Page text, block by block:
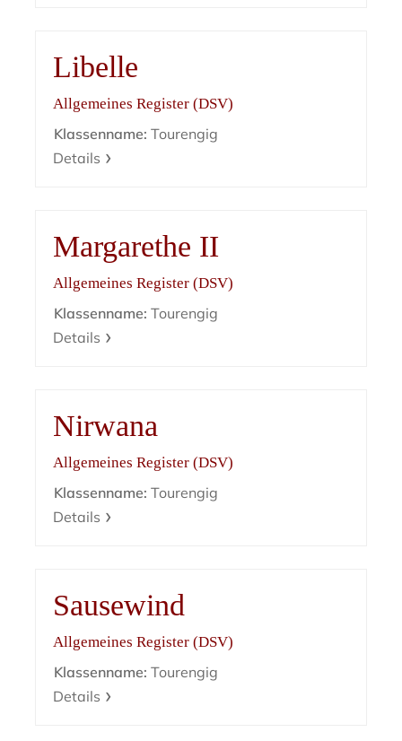
Libelle
Allgemeines Register (DSV)
Klassenname: Tourengig
Details
Margarethe II
Allgemeines Register (DSV)
Klassenname: Tourengig
Details
Nirwana
Allgemeines Register (DSV)
Klassenname: Tourengig
Details
Sausewind
Allgemeines Register (DSV)
Klassenname: Tourengig
Details